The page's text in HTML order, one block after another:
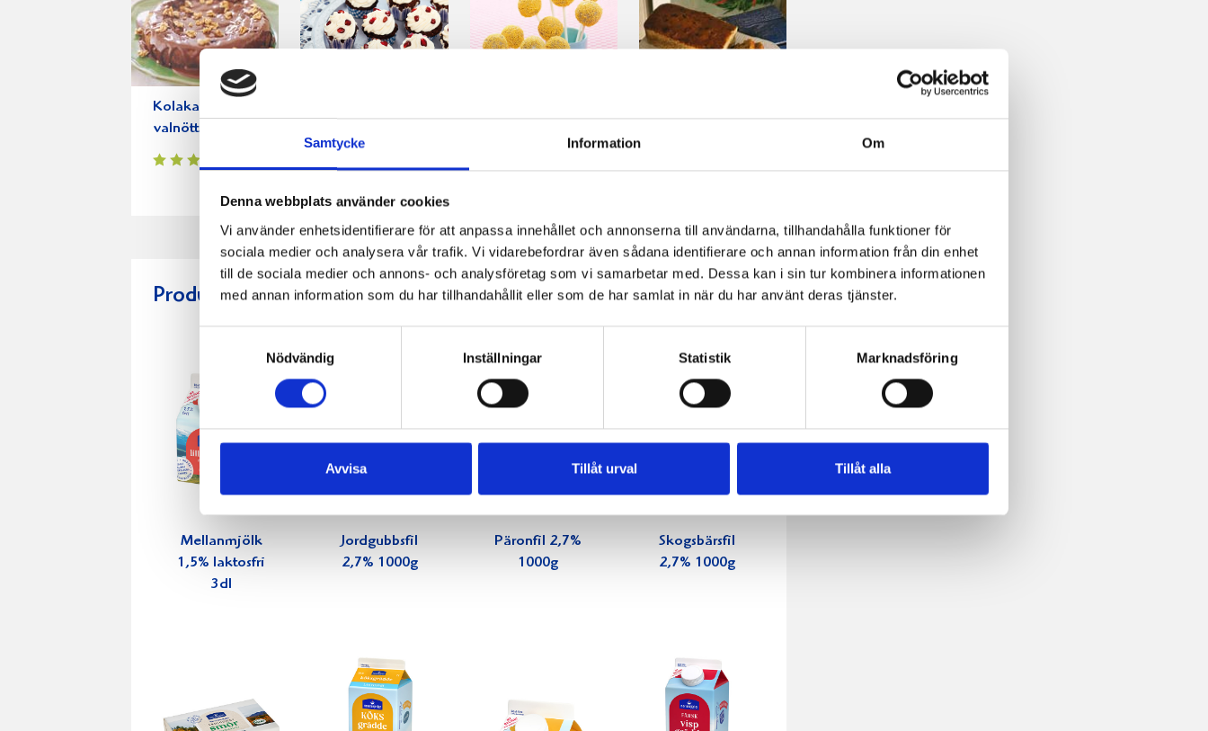
Samtycke Information Om
Denna webbplats använder cookies
Vi använder enhetsidentifierare för att anpassa innehållet och annonserna till användarna, tillhandahålla funktioner för
sociala medier och analysera vår trafik. Vi vidarebefordrar även sådana identifierare och annan information från din enhet
till de sociala medier och annons- och analysföretag som vi samarbetar med. Dessa kan i sin tur kombinera informationen
med annan information som du har tillhandahållit eller som de har samlat in när du har använt deras tjänster.
Nödvändig
Inställningar Statistik Marknadsföring
Avvisa Tillåt urval Tillåt alla
Kolakaka med
valnötter
och vit choklad
Produkter i receptet:
Mellanmjölk
1,5% laktosfri
3dl
Jordgubbsfil
2,7% 1000g
Päronfil 2,7%
1000g
Skogsbärsfil
2,7% 1000g